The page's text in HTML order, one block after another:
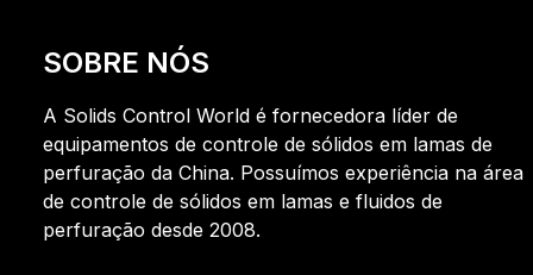
SOBRE NÓS
A Solids Control World é fornecedora líder de
equipamentos de controle de sólidos em lamas de
perfuração da China. Possuímos experiência na área
de controle de sólidos em lamas e fluidos de
perfuração desde 2008.